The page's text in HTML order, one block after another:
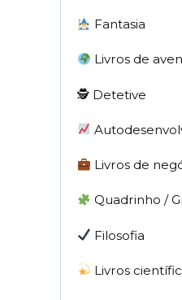
Fantasia
Livros de
🕵 Detetive
Livros de
Quadrinho /
Filosofia
Livros